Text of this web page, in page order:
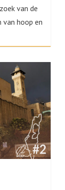
van de
hoop en